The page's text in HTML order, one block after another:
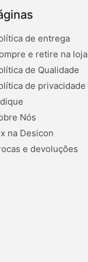
de entrega
e retire na loja
de Qualidade
de privacidade
Nós
na Desicon
e devoluções